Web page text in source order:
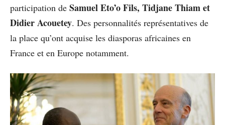
participation de Samuel Eto’o Fils, Tidjane Thiam et
Didier Acouetey. Des personnalités représentatives de
la place qu’ont acquise les diasporas africaines en
France et en Europe notamment.